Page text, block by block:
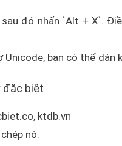
đó nhấn `Alt + X`.
bạn có thể
đặc biệt
ktdb.vn
nó.